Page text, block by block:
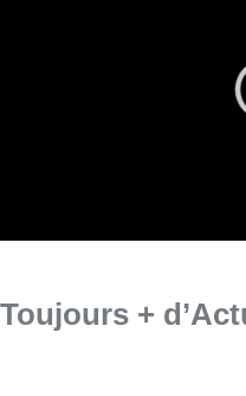
Toujours + d’Actu, c’est le
Négociations au
– L’invité actu : Thierry